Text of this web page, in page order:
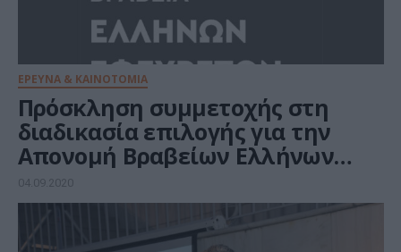
ΕΡΕΥΝΑ & ΚΑΙΝΟΤΟΜΙΑ
Πρόσκληση συμμετοχής στη
διαδικασία επιλογής για την
Απονομή Βραβείων Ελλήνων
Εφευρετών από τον ΟΒΙ
04.09.2020